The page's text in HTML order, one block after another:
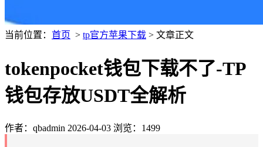
当前位置： 首页 > tp官方苹果下载 > 文章正文
tokenpocket钱包下载不了-TP
钱包存放USDT全解析
作者：qbadmin 2026-04-03 浏览：1499